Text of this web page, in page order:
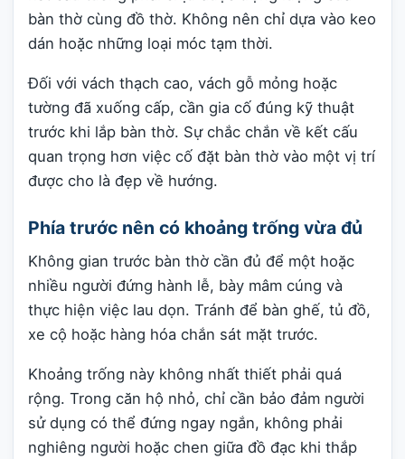
bàn thờ cùng đồ thờ. Không nên chỉ dựa vào keo
dán hoặc những loại móc tạm thời.
Đối với vách thạch cao, vách gỗ mỏng hoặc
tường đã xuống cấp, cần gia cố đúng kỹ thuật
trước khi lắp bàn thờ. Sự chắc chắn về kết cấu
quan trọng hơn việc cố đặt bàn thờ vào một vị trí
được cho là đẹp về hướng.
Phía trước nên có khoảng trống vừa đủ
Không gian trước bàn thờ cần đủ để một hoặc
nhiều người đứng hành lễ, bày mâm cúng và
thực hiện việc lau dọn. Tránh để bàn ghế, tủ đồ,
xe cộ hoặc hàng hóa chắn sát mặt trước.
Khoảng trống này không nhất thiết phải quá
rộng. Trong căn hộ nhỏ, chỉ cần bảo đảm người
sử dụng có thể đứng ngay ngắn, không phải
nghiêng người hoặc chen giữa đồ đạc khi thắp